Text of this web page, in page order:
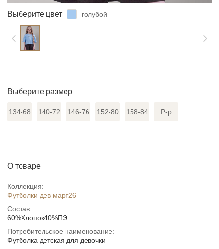
Выберите цвет голубой
Выберите размер
134-68 140-72 146-76 152-80 158-84 Р-р
О товаре
Коллекция:
Футболки дев март26
Состав:
60%Хлопок40%ПЭ
Потребительское наименование:
Футболка детская для девочки